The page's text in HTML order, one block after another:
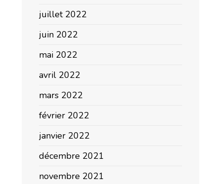
juillet 2022
juin 2022
mai 2022
avril 2022
mars 2022
février 2022
janvier 2022
décembre 2021
novembre 2021